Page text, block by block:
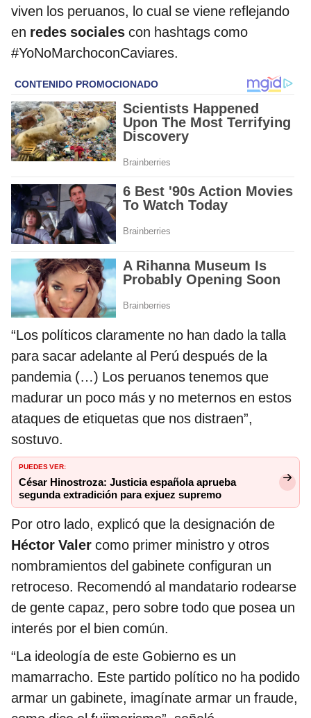
viven los peruanos, lo cual se viene reflejando
en redes sociales con hashtags como
#YoNoMarchoconCaviares.
“Los políticos claramente no han dado la talla
para sacar adelante al Perú después de la
pandemia (…) Los peruanos tenemos que
madurar un poco más y no meternos en estos
ataques de etiquetas que nos distraen”,
sostuvo.
PUEDES VER:
César Hinostroza: Justicia española aprueba
segunda extradición para exjuez supremo
Por otro lado, explicó que la designación de
Héctor Valer como primer ministro y otros
nombramientos del gabinete configuran un
retroceso. Recomendó al mandatario rodearse
de gente capaz, pero sobre todo que posea un
interés por el bien común.
“La ideología de este Gobierno es un
mamarracho. Este partido político no ha podido
armar un gabinete, imagínate armar un fraude,